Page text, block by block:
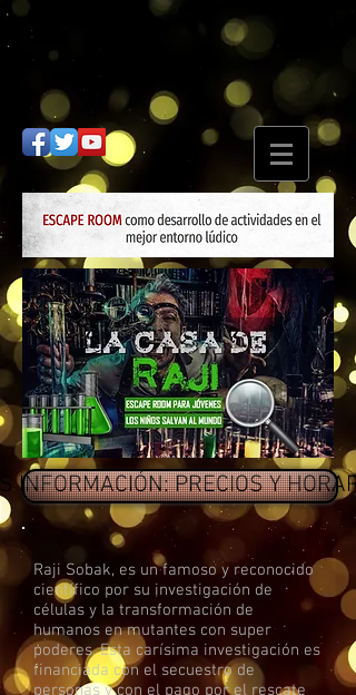
INFORMACIÓN: PRECIOS Y
Raji Sobak, es un famoso y reconocido
científico por su investigación de
células y la transformación de
humanos en mutantes con super
poderes. Esta carísima investigación es
financiada con el secuestro de
personas y con el pago por el rescate